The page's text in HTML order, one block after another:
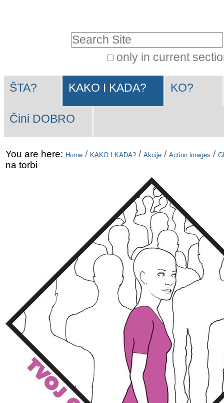
Skip
to
navigation
only in current
Search…
Navigation
ŠTA? KAKO I KADA? KO?
Čini DOBRO
You are here: Home / KAKO I KADA? / Akcije / Action images /
na torbi